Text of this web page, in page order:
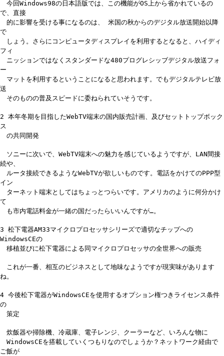
今回Windows98の日本語版では、この機能がOS上から省かれているの
で、直接
的に影響を受ける事になるのは、 米国の秋からのデジタル放送開始以降
で
しょう。さらにコンピュータディスプレイを利用するとなると、ハイディ
フィ
ニッションではなくスタンダードな480プログレシッブデジタル放送フォ
ー
マットを利用するということになると思われます。でもデジタルテレビ放
送
そのものの普及スピードに委ねられていそうです。
2 本年冬期を目指したWebTV端末の国内販売計画、及びセットトップボック
ス
の共同開発
ソニーに次いで、WebTV端末への魅力を感じているようですが、LAN間接
続や、
ルータ接続できるようなWebTVが欲しいものです。電話をかけてのPPP型
イン
ターネット端末としてはちょっとつらいです。アメリカのように何分かけ
て
も市内電話料金が一緒の国だったらいいんですが…。
3 松下電器AM33マイクロプロセッサシリーズで適切なチップへの
WindowsCEの
移植並びに松下電器による同マイクロプロセッサの全世界への販売
これが一番、相互のビジネスとして地味なようですが現実味があります
ね。
4 今後松下電器がWindowsCEを使用するオプション権つきライセンス条件
の
策定
炊飯器や掃除機、冷蔵庫、電子レンジ、クーラーなど、いろんな物に
WindowsCEを搭載していくつもりなのでしょうか？ネットワーク経由で
ご飯が